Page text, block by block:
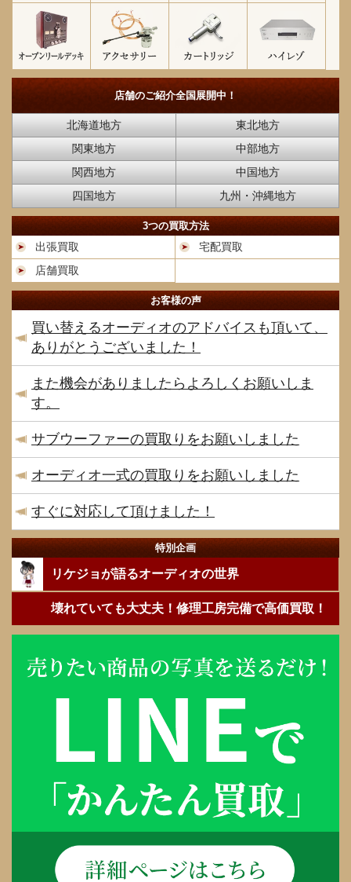
店舗のご紹介全国展開中！
北海道地方
東北地方
関東地方
中部地方
関西地方
中国地方
四国地方
九州・沖縄地方
3つの買取方法
出張買取
宅配買取
店舗買取
お客様の声
買い替えるオーディオのアドバイスも頂いて、
ありがとうございました！
また機会がありましたらよろしくお願いしま
す。
サブウーファーの買取りをお願いしました
オーディオ一式の買取りをお願いしました
すぐに対応して頂けました！
特別企画
リケジョが語るオーディオの世界
壊れていても大丈夫！修理工房完備で高価買取！